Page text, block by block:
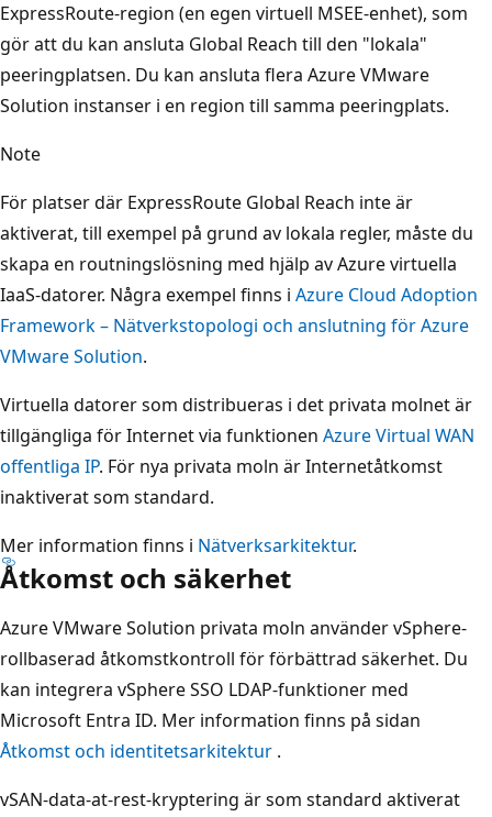
ExpressRoute-region (en egen virtuell MSEE-enhet), som
gör att du kan ansluta Global Reach till den "lokala"
peeringplatsen. Du kan ansluta flera Azure VMware
Solution instanser i en region till samma peeringplats.
Note
För platser där ExpressRoute Global Reach inte är
aktiverat, till exempel på grund av lokala regler, måste du
skapa en routningslösning med hjälp av Azure virtuella
IaaS-datorer. Några exempel finns i Azure Cloud Adoption
Framework – Nätverkstopologi och anslutning för Azure
VMware Solution.
Virtuella datorer som distribueras i det privata molnet är
tillgängliga för Internet via funktionen Azure Virtual WAN
offentliga IP. För nya privata moln är Internetåtkomst
inaktiverat som standard.
Mer information finns i Nätverksarkitektur.
Åtkomst och säkerhet
Azure VMware Solution privata moln använder vSphere-
rollbaserad åtkomstkontroll för förbättrad säkerhet. Du
kan integrera vSphere SSO LDAP-funktioner med
Microsoft Entra ID. Mer information finns på sidan
Åtkomst och identitetsarkitektur .
vSAN-data-at-rest-kryptering är som standard aktiverat